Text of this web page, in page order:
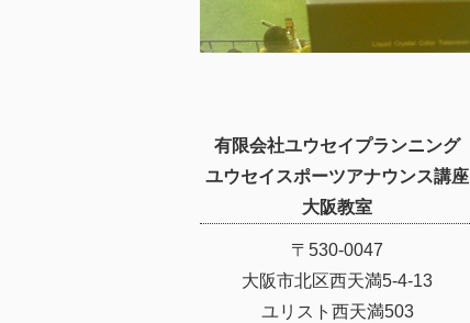
有限会社ユウセイプランニング
ユウセイスポーツアナウンス講座
大阪教室
〒530-0047
大阪市北区西天満5-4-13
ユリスト西天満503